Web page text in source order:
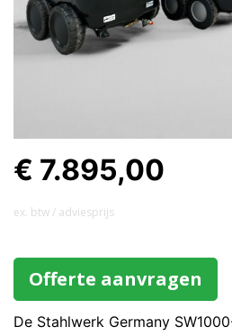
€ 7.895,00
ex. btw / adviesprijs
Offerte aanvragen
De Stahlwerk Germany